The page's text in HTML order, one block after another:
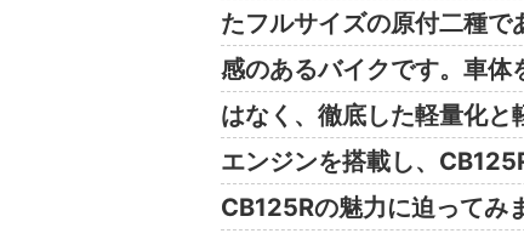
たフルサイズの原付二種
感のあるバイクです。車体
はなく、徹底した軽量化と
エンジンを搭載し、
CB125Rの魅力に迫ってみ